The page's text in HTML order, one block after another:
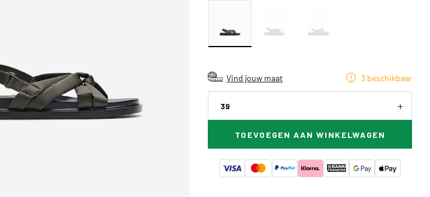
Vind jouw maat 3 beschikbaar
39
TOEVOEGEN AAN WINKELWAGEN